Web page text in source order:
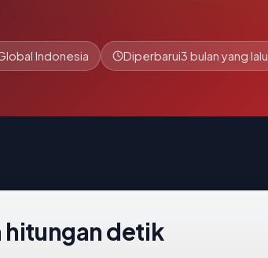
Indonesia Diperbarui3 bulan yang lalu
detik